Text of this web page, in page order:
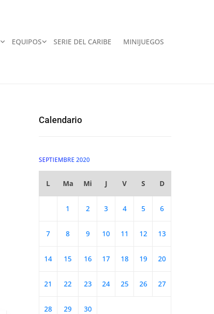
EQUIPOS SERIE DEL CARIBE MINIJUEGOS
Calendario
SEPTIEMBRE 2020
L Ma Mi J V S D
1 2 3 4 5 6
7 8 9 10 11 12 13
14 15 16 17 18 19 20
21 22 23 24 25 26 27
28 29 30